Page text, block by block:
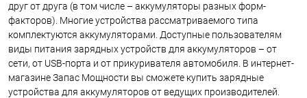
друг от друга (в том числе – аккумуляторы разных форм-
факторов). Многие устройства рассматриваемого типа
комплектуются аккумуляторами. Доступные пользователям
виды питания зарядных устройств для аккумуляторов – от
сети, от USB-порта и от прикуривателя автомобиля. В интернет-
магазине Запас Мощности вы сможете купить зарядные
устройства для аккумуляторов от ведущих производителей.